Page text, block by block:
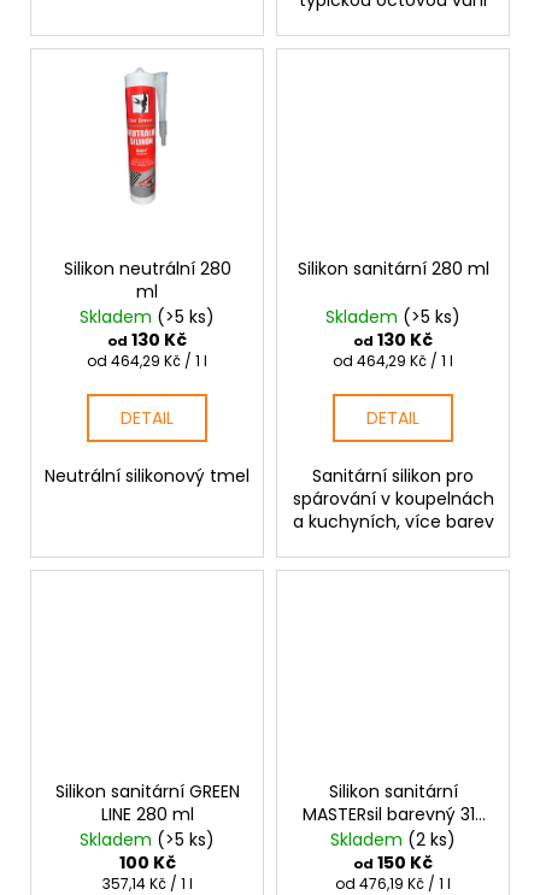
Silikon neutrální 280
ml
Skladem (>5 ks)
od 130 Kč
Měrná
od 464,29 Kč / 1 l
DETAIL
Neutrální silikonový tmel
Silikon sanitární 280 ml
Skladem (>5 ks)
od 130 Kč
Měrná
od 464,29 Kč / 1 l
DETAIL
Sanitární silikon pro
spárování v koupelnách
a kuchyních, více barev
Silikon sanitární GREEN
LINE 280 ml
Skladem (>5 ks)
100 Kč
Měrná
357,14 Kč / 1 l
Silikon sanitární
MASTERsil barevný 315
ml
Skladem (2 ks)
od 150 Kč
Měrná
od 476,19 Kč / 1 l